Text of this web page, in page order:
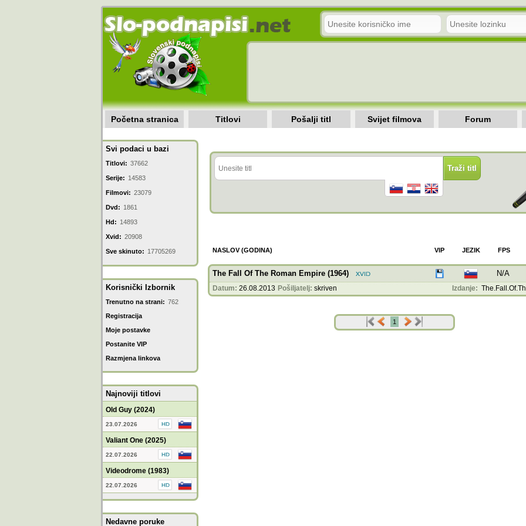
Početna stranica Titlovi Pošalji titl Svijet filmova Forum
Svi podaci u bazi
Titlovi: 37662
Serije: 14583
Filmovi: 23079
Dvd: 1861
Hd: 14893
Xvid: 20908
Sve skinuto: 17705269
Korisnički Izbornik
Trenutno na strani: 762
Registracija
Moje postavke
Postanite VIP
Razmjena linkova
Najnoviji titlovi
Old Guy (2024)
23.07.2026
Valiant One (2025)
22.07.2026
Videodrome (1983)
22.07.2026
Nedavne poruke
NASLOV (GODINA) FPS
JEZIK
VIP
The Fall Of The Roman Empire (1964) N/A
Datum: 26.08.2013 Pošiljatelj: skriven Izdanje:
1